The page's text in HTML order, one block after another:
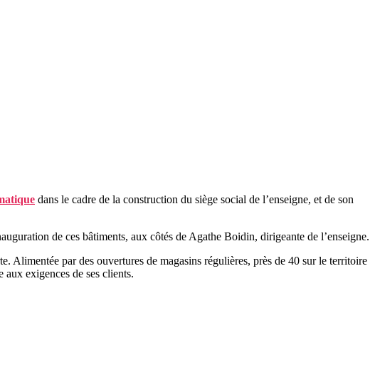
dans le cadre de la construction du siège social de l’enseigne, et de son
de ces bâtiments, aux côtés de Agathe Boidin, dirigeante de l’enseigne.
Alimentée par des ouvertures de magasins régulières, près de 40 sur le territoire
exigences de ses clients.